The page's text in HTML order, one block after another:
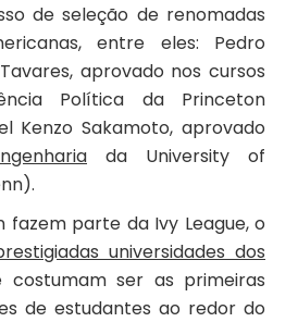
de seleção de renomadas
entre eles: Pedro
aprovado nos cursos
Política da Princeton
Kenzo Sakamoto, aprovado
da University of
fazem parte da Ivy League, o
universidades dos
costumam ser as primeiras
de estudantes ao redor do